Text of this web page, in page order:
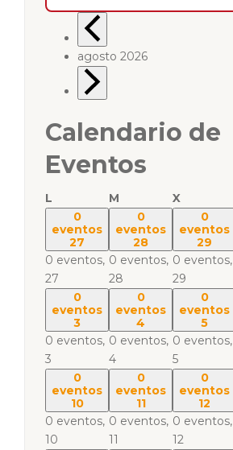
agosto 2026
Calendario de
Eventos
L M X
0
eventos
27
0 eventos,
27
0
eventos
28
0 eventos,
28
0
eventos
29
0 eventos,
29
0
eventos
3
0 eventos,
3
0
eventos
4
0 eventos,
4
0
eventos
5
0 eventos,
5
0
eventos
10
0 eventos,
10
0
eventos
11
0 eventos,
11
0
eventos
12
0 eventos,
12